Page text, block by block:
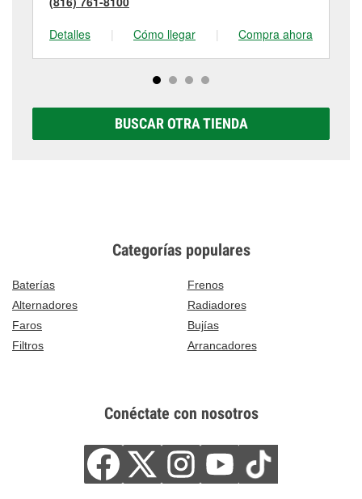
Detalles
| Cómo llegar | Compra ahora
BUSCAR OTRA TIENDA
Categorías populares
Baterías
Frenos
Alternadores
Radiadores
Faros
Bujías
Filtros
Arrancadores
Conéctate con nosotros